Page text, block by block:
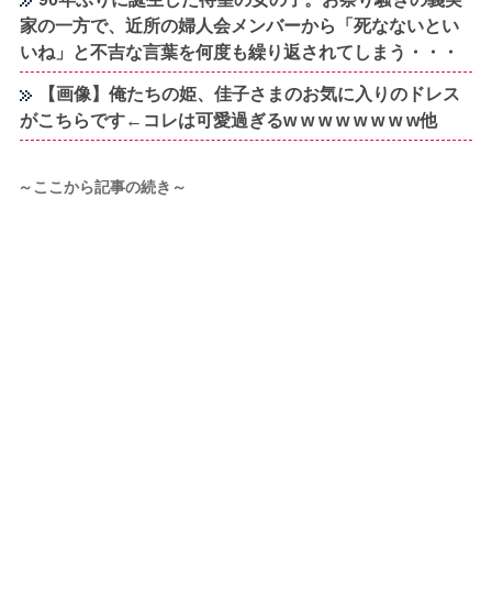
家の一方で、近所の婦人会メンバーから「死なないとい
いね」と不吉な言葉を何度も繰り返されてしまう・・・
【画像】俺たちの姫、佳子さまのお気に入りのドレス
がこちらです←コレは可愛過ぎるw w w w w w w w他
～ここから記事の続き～